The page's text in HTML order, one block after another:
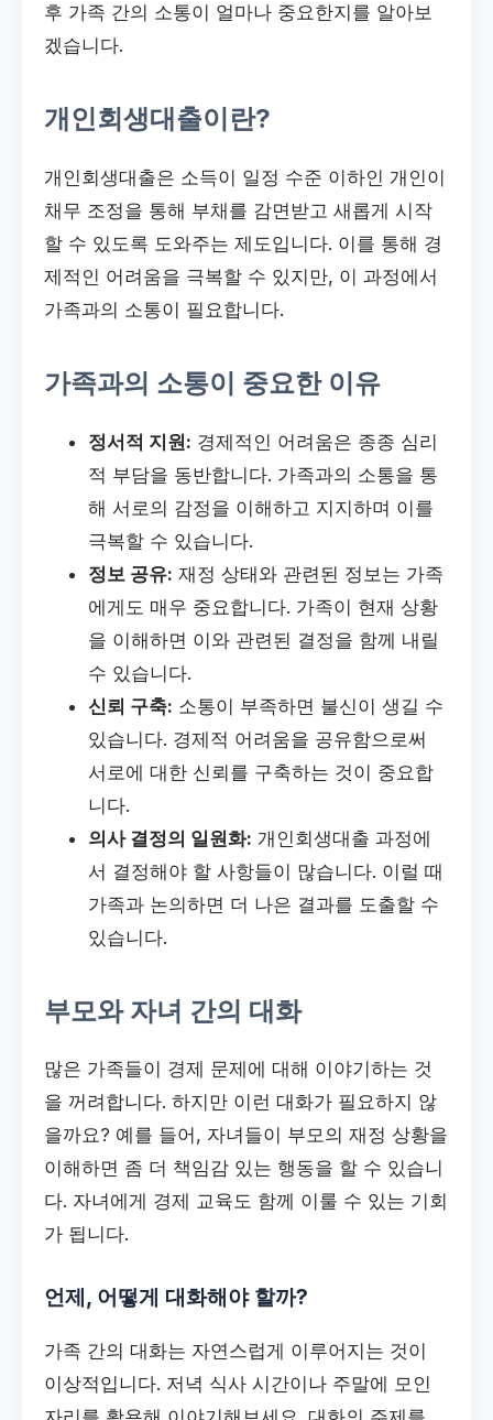
후 가족 간의 소통이 얼마나 중요한지를 알아보
겠습니다.
개인회생대출이란?
개인회생대출은 소득이 일정 수준 이하인 개인이
채무 조정을 통해 부채를 감면받고 새롭게 시작
할 수 있도록 도와주는 제도입니다. 이를 통해 경
제적인 어려움을 극복할 수 있지만, 이 과정에서
가족과의 소통이 필요합니다.
가족과의 소통이 중요한 이유
정서적 지원: 경제적인 어려움은 종종 심리
적 부담을 동반합니다. 가족과의 소통을 통
해 서로의 감정을 이해하고 지지하며 이를
극복할 수 있습니다.
정보 공유: 재정 상태와 관련된 정보는 가족
에게도 매우 중요합니다. 가족이 현재 상황
을 이해하면 이와 관련된 결정을 함께 내릴
수 있습니다.
신뢰 구축: 소통이 부족하면 불신이 생길 수
있습니다. 경제적 어려움을 공유함으로써
서로에 대한 신뢰를 구축하는 것이 중요합
니다.
의사 결정의 일원화: 개인회생대출 과정에
서 결정해야 할 사항들이 많습니다. 이럴 때
가족과 논의하면 더 나은 결과를 도출할 수
있습니다.
부모와 자녀 간의 대화
많은 가족들이 경제 문제에 대해 이야기하는 것
을 꺼려합니다. 하지만 이런 대화가 필요하지 않
을까요? 예를 들어, 자녀들이 부모의 재정 상황을
이해하면 좀 더 책임감 있는 행동을 할 수 있습니
다. 자녀에게 경제 교육도 함께 이룰 수 있는 기회
가 됩니다.
언제, 어떻게 대화해야 할까?
가족 간의 대화는 자연스럽게 이루어지는 것이
이상적입니다. 저녁 식사 시간이나 주말에 모인